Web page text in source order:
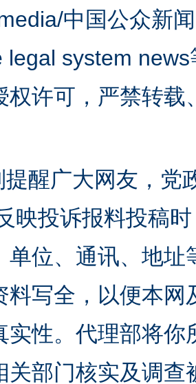
中国公众新
legal system
权许可，严禁转
提醒广大网友，党
映投诉报料投稿
单位、通讯、地
料写全，以便本
实性。代理部将
关部门核实及调